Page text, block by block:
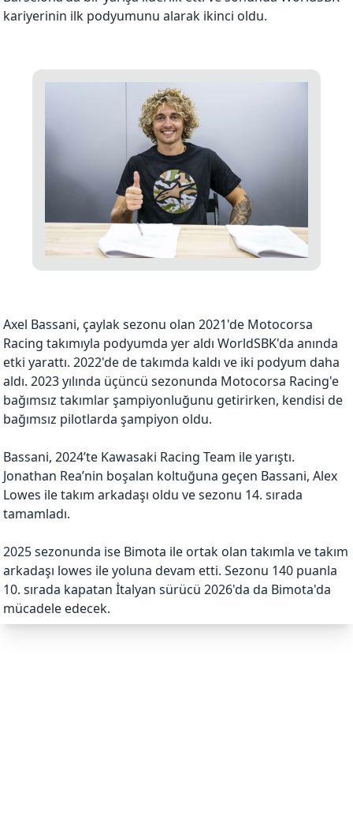
kariyerinin ilk podyumunu alarak ikinci oldu.
Axel Bassani, çaylak sezonu olan 2021'de Motocorsa
Racing takımıyla podyumda yer aldı WorldSBK'da anında
etki yarattı. 2022'de de takımda kaldı ve iki podyum daha
aldı. 2023 yılında üçüncü sezonunda Motocorsa Racing'e
bağımsız takımlar şampiyonluğunu getirirken, kendisi de
bağımsız pilotlarda şampiyon oldu.
Bassani, 2024’te Kawasaki Racing Team ile yarıştı.
Jonathan Rea’nin boşalan koltuğuna geçen Bassani, Alex
Lowes ile takım arkadaşı oldu ve sezonu 14. sırada
tamamladı.
2025 sezonunda ise Bimota ile ortak olan takımla ve takım
arkadaşı lowes ile yoluna devam etti. Sezonu 140 puanla
10. sırada kapatan İtalyan sürücü 2026'da da Bimota'da
mücadele edecek.